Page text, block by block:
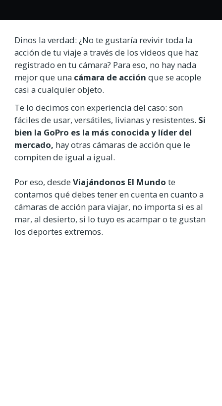
Dinos la verdad: ¿No te gustaría revivir toda la
acción de tu viaje a través de los videos que haz
registrado en tu cámara? Para eso, no hay nada
mejor que una cámara de acción que se acople
casi a cualquier objeto.
Te lo decimos con experiencia del caso: son
fáciles de usar, versátiles, livianas y resistentes. Si
bien la GoPro es la más conocida y líder del
mercado, hay otras cámaras de acción que le
compiten de igual a igual.
Por eso, desde Viajándonos El Mundo te
contamos qué debes tener en cuenta en cuanto a
cámaras de acción para viajar, no importa si es al
mar, al desierto, si lo tuyo es acampar o te gustan
los deportes extremos.